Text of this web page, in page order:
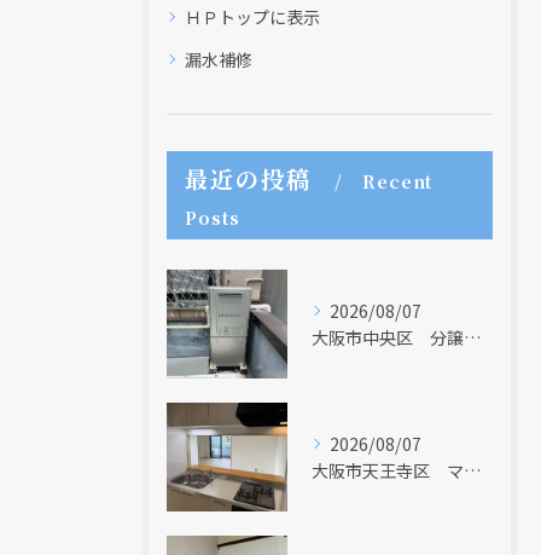
ＨＰトップに表示
漏水補修
最近の投稿
Recent
Posts
2026/08/07
大阪市中央区 分譲マンションの給湯器取替リフォーム工事 UV除菌機能搭載給湯器
2026/08/07
大阪市天王寺区 マンションのキッチン取替及び内装リフォーム工事 クリナップ
クリックでチラシのページにジャンプします
クリックでチラシのページにジャンプします